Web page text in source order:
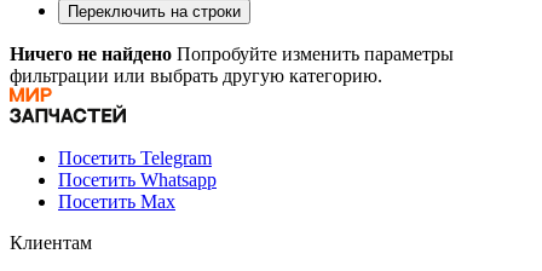
Переключить на строки
Ничего не найдено Попробуйте изменить параметры
фильтрации или выбрать другую категорию.
Посетить Telegram
Посетить Whatsapp
Посетить Max
Клиентам